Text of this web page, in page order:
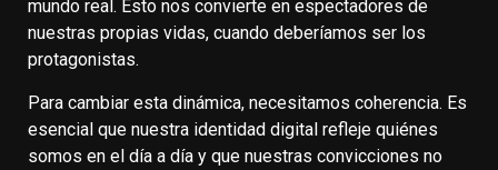
mundo real. Esto nos convierte en espectadores de
nuestras propias vidas, cuando deberíamos ser los
protagonistas.
Para cambiar esta dinámica, necesitamos coherencia. Es
esencial que nuestra identidad digital refleje quiénes
somos en el día a día y que nuestras convicciones no